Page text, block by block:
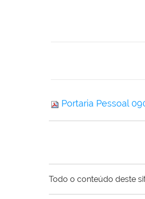
Portaria Pessoal
Todo o conteúdo deste